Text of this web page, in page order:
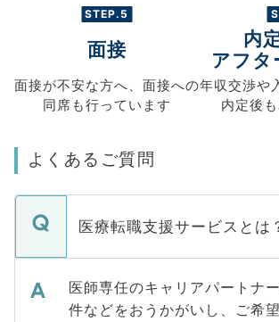
STEP.5
面接
面接が不安な方へ、 面接への
同席も行っています
内
アフタ
年収交渉や
内定後
よくあるご質問
医療転職支援サービスとは
医師専任のキャリアパートナ
件などをおうかがいし、ご希